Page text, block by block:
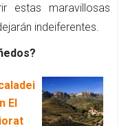
estas maravillosas
indeiferentes.